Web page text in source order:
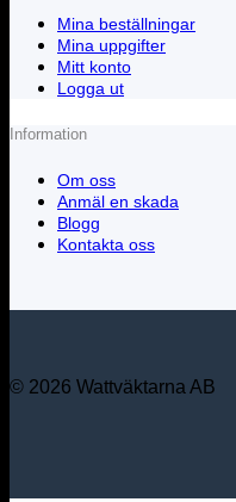
Mina beställningar
Mina uppgifter
Mitt konto
Logga ut
Information
Om oss
Anmäl en skada
Blogg
Kontakta oss
© 2026 Wattväktarna AB